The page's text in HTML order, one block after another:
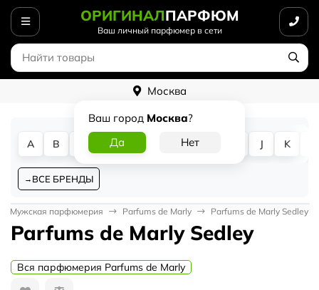
ОРИГИНАЛПАРФЮМ
Ваш личный парфюмер в сети
Москва
Ваш город Москва?
A B D G J K
ВСЕ БРЕНДЫ
Мужская парфюмерия Parfums de Marly Parfums de Marly Sedley
Parfums de Marly Sedley
Вся парфюмерия Parfums de Marly